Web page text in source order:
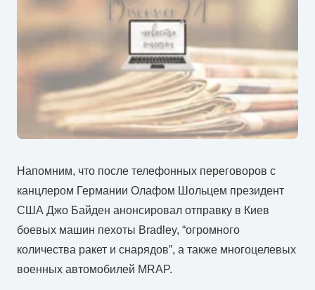
Напомним, что после телефонных переговоров с
канцлером Германии Олафом Шольцем президент
США Джо Байден анонсировал отправку в Киев
боевых машин пехоты Bradley, “огромного
количества ракет и снарядов”, а также многоцелевых
военных автомобилей MRAP.